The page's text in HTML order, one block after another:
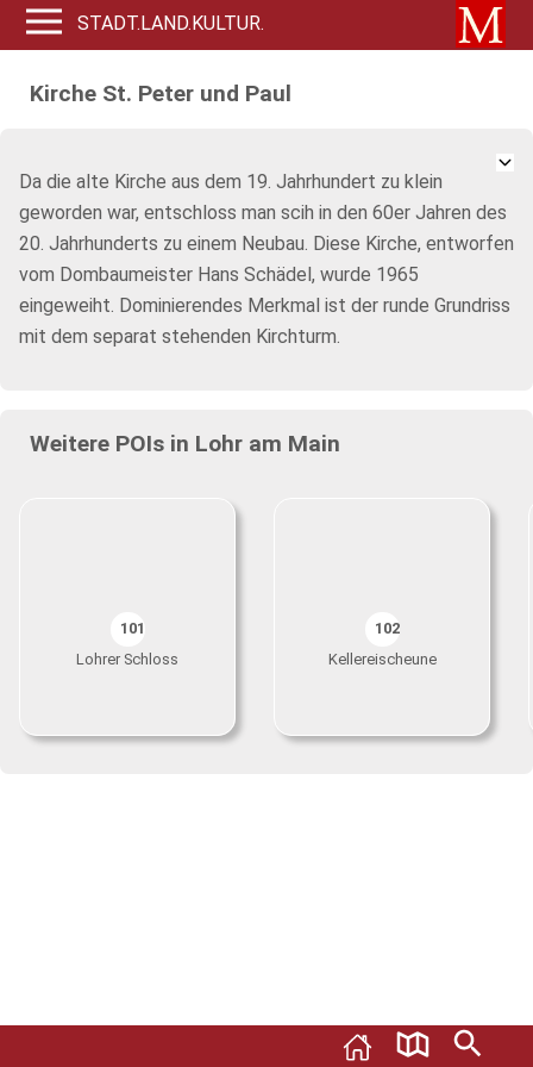
STADT.LAND.KULTUR.
Kirche St. Peter und Paul
Da die alte Kirche aus dem 19. Jahrhundert zu klein
geworden war, entschloss man scih in den 60er Jahren des
20. Jahrhunderts zu einem Neubau. Diese Kirche, entworfen
vom Dombaumeister Hans Schädel, wurde 1965
eingeweiht. Dominierendes Merkmal ist der runde Grundriss
mit dem separat stehenden Kirchturm.
Weitere POIs in Lohr am Main
101
Lohrer Schloss
102
Kellereischeune